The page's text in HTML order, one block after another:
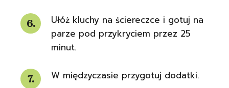
Ułóż kluchy na ściereczce i gotuj na
parze pod przykryciem przez 25
minut.
W międzyczasie przygotuj dodatki.